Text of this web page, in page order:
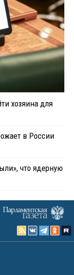
хозяина для
в России
что ядерную